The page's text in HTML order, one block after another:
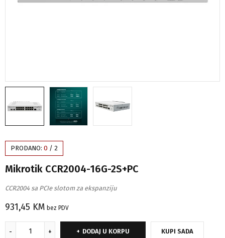
PRODANO: 0 / 2
Mikrotik CCR2004-16G-2S+PC
CCR2004 sa PCIe slotom za ekspanziju
931,45 KM bez PDV
DODAJ U KORPU KUPI SADA